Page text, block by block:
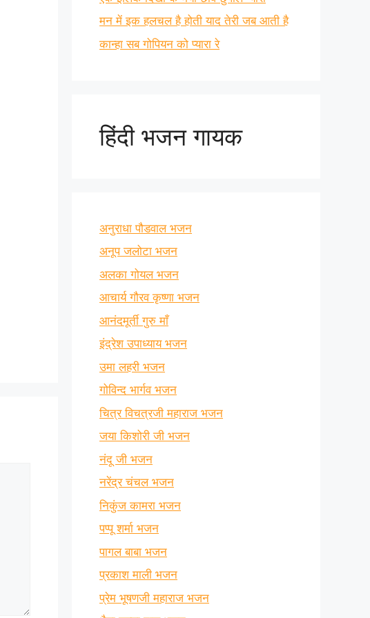
मन में इक हलचल है होती याद तेरी जब आती है
कान्हा सब गोपियन को प्यारा रे
हिंदी भजन गायक
अनुराधा पौडवाल भजन
अनूप जलोटा भजन
अलका गोयल भजन
आचार्य गौरव कृष्णा भजन
आनंदमूर्ती गुरु माँ
इंद्रेश उपाध्याय भजन
उमा लहरी भजन
गोविन्द भार्गव भजन
चित्र विचत्रजी महाराज भजन
जया किशोरी जी भजन
नंदू जी भजन
नरेंद्र चंचल भजन
निकुंज कामरा भजन
पप्पू शर्मा भजन
पागल बाबा भजन
प्रकाश माली भजन
प्रेम भूषणजी महाराज भजन